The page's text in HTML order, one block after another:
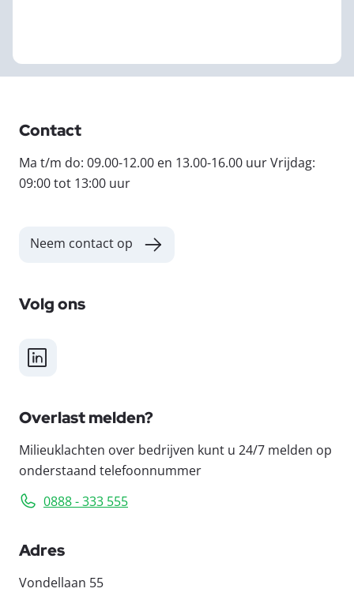
Contact
Ma t/m do: 09.00-12.00 en 13.00-16.00 uur Vrijdag:
09:00 tot 13:00 uur
Neem contact op
Volg ons
LinkedIn
Overlast melden?
Milieuklachten over bedrijven kunt u 24/7 melden op
onderstaand telefoonnummer
0888 - 333 555
Adres
Vondellaan 55